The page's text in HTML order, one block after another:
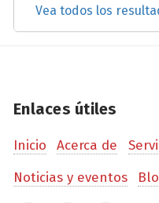
Vea todos los
Enlaces útiles
Inicio Acerca de
Noticias y eventos